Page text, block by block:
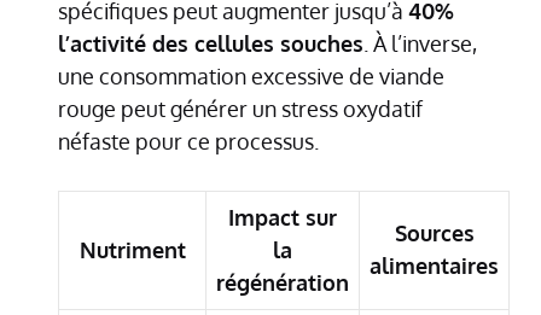
spécifiques peut augmenter jusqu’à 40%
l’activité des cellules souches . À l’inverse,
une consommation excessive de viande
rouge peut générer un stress oxydatif
néfaste pour ce processus.
Nutriment
Impact sur
la
régénération
Sources
alimentaires